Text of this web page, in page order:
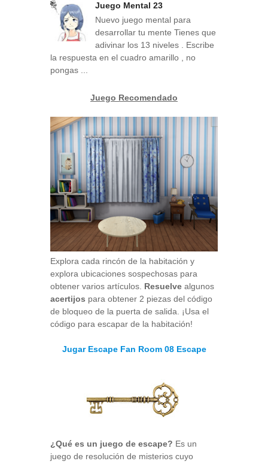
Juego Mental 23
Nuevo juego mental para
desarrollar tu mente Tienes que
adivinar los 13 niveles . Escribe
la respuesta en el cuadro amarillo , no
pongas ...
Juego Recomendado
Explora cada rincón de la habitación y
explora ubicaciones sospechosas para
obtener varios artículos. Resuelve algunos
acertijos para obtener 2 piezas del código
de bloqueo de la puerta de salida. ¡Usa el
código para escapar de la habitación!
Jugar Escape Fan Room 08 Escape
¿Qué es un juego de escape? Es un
juego de resolución de misterios cuyo